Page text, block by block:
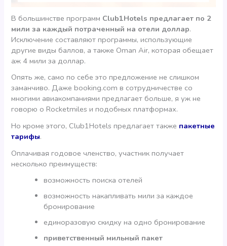
В большинстве программ Club1Hotels предлагает по 2
мили за каждый потраченный на отели доллар.
Исключение составляют программы, использующие
другие виды баллов, а также Oman Air, которая обещает
аж 4 мили за доллар.
Опять же, само по себе это предложение не слишком
заманчиво. Даже booking.com в сотрудничестве со
многими авиакомпаниями предлагает больше, я уж не
говорю о Rocketmiles и подобных платформах.
Но кроме этого, Club1Hotels предлагает также пакетные
тарифы.
Оплачивая годовое членство, участник получает
несколько преимуществ:
возможность поиска отелей
возможность накапливать мили за каждое
бронирование
единоразовую скидку на одно бронирование
приветственный мильный пакет